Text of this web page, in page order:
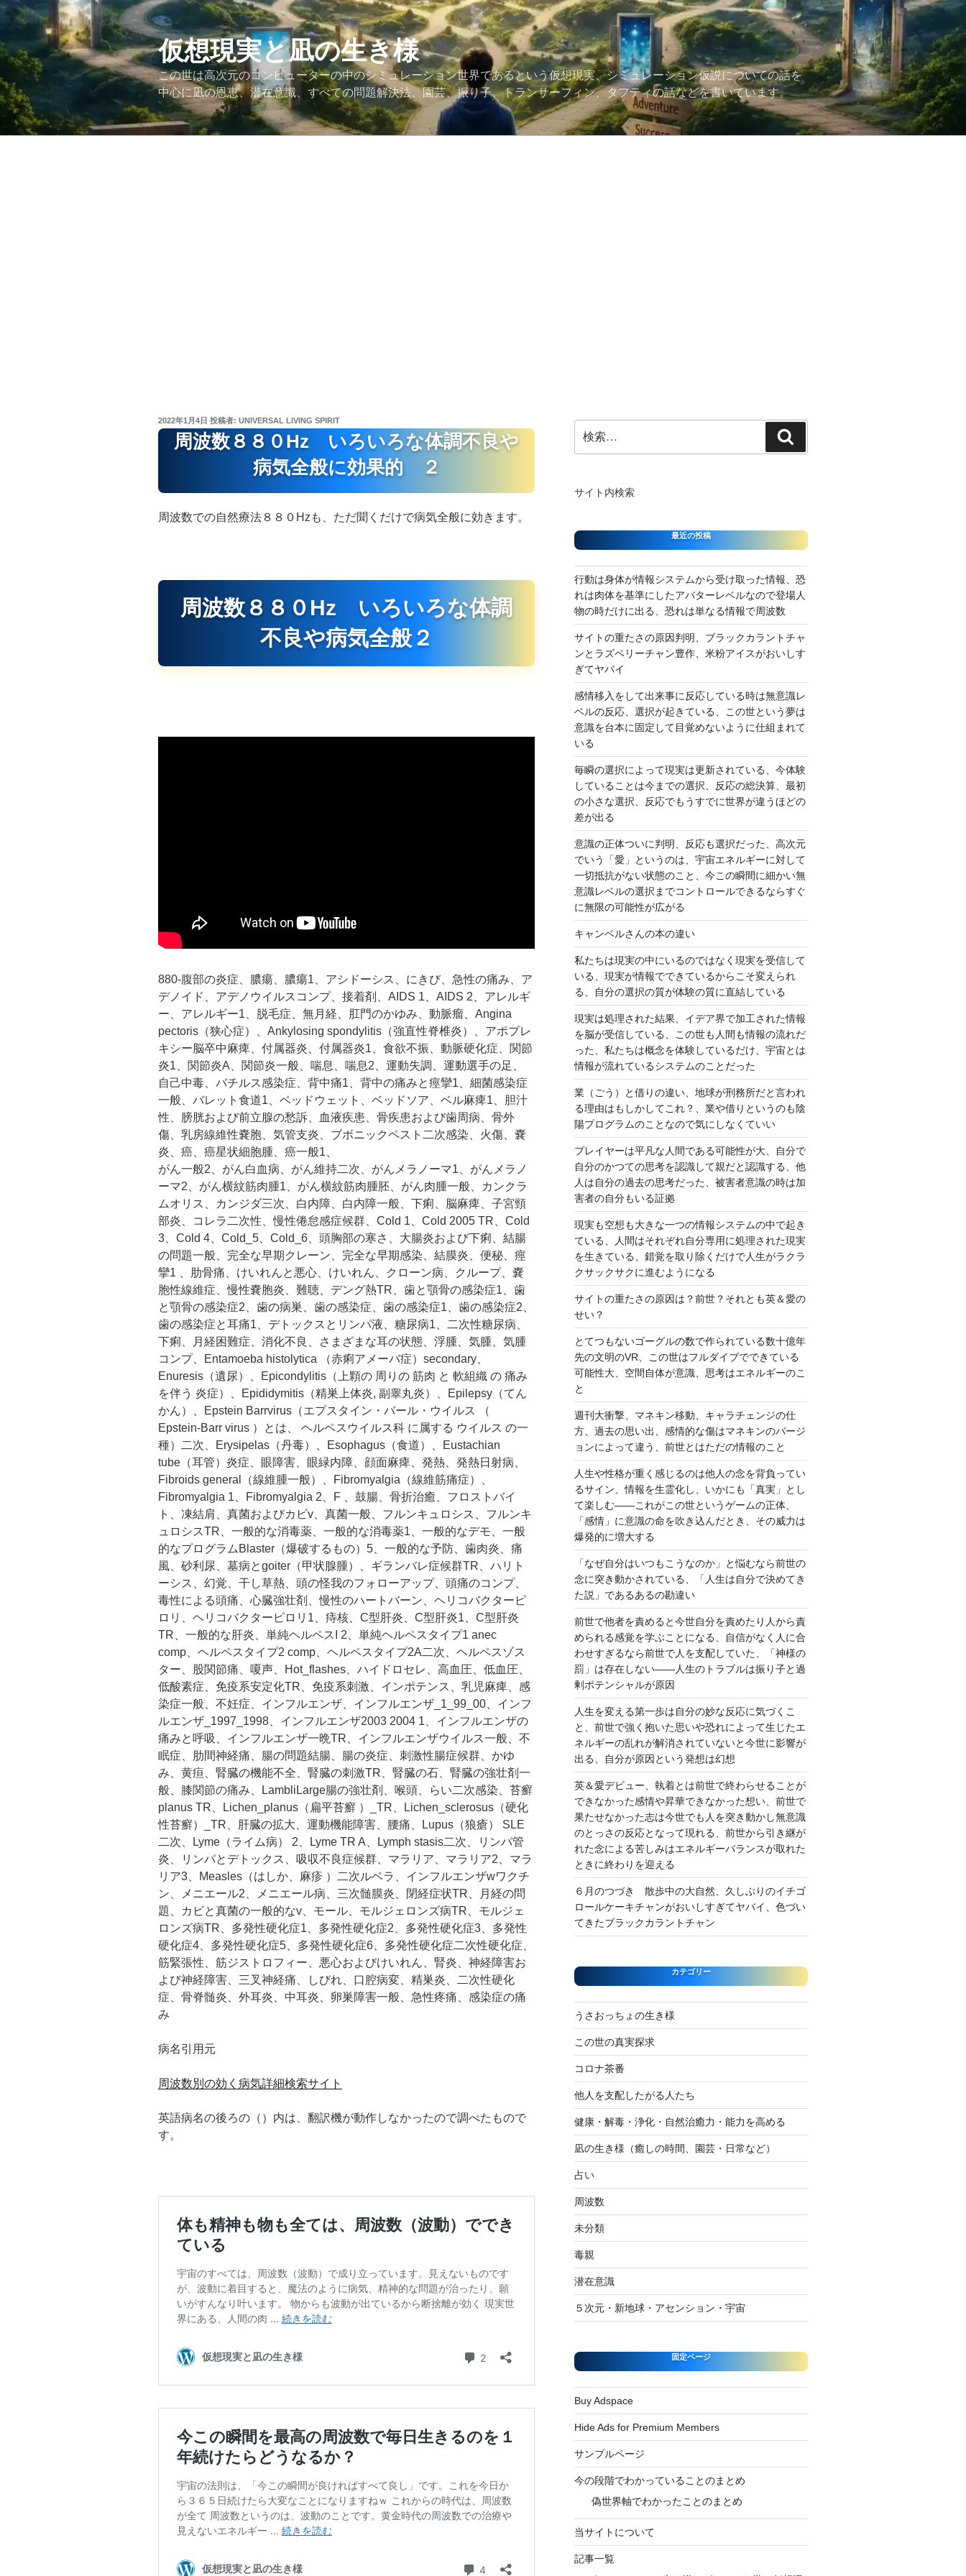
コ
テ
ン
ツ
へ
ス
仮想現実と凪の生き様
この世は高次元のコンピューターの中のシミュレーション世界であるという仮想現実、シミュレーション仮説についての話を
中心に凪の恩恵、潜在意識、すべての問題解決法、園芸、振り子、トランサーフィン、タフティの話などを書いています。
投
稿
2022年1月4日 投稿者: UNIVERSAL LIVING SPIRIT
周波数８８０Hz いろいろな体調不良や
病気全般に効果的 ２
周波数での自然療法８８０Hzも、ただ聞くだけで病気全般に効きます。
周波数８８０Hz いろいろな体調
不良や病気全般２
880-腹部の炎症、膿瘍、膿瘍1、アシドーシス、にきび、急性の痛み、ア
デノイド、アデノウイルスコンプ、接着剤、AIDS 1、AIDS 2、アレルギ
ー、アレルギー1、脱毛症、無月経、肛門のかゆみ、動脈瘤、Angina
pectoris（狭心症）、Ankylosing spondylitis（強直性脊椎炎）、アポプレ
キシー脳卒中麻痺、付属器炎、付属器炎1、食欲不振、動脈硬化症、関節
炎1、関節炎A、関節炎一般、喘息、喘息2、運動失調、運動選手の足、
自己中毒、バチルス感染症、背中痛1、背中の痛みと痙攣1、細菌感染症
一般、バレット食道1、ベッドウェット、ベッドソア、ベル麻痺1、胆汁
性、膀胱および前立腺の愁訴、血液疾患、骨疾患および歯周病、骨外
傷、乳房線維性嚢胞、気管支炎、ブボニックペスト二次感染、火傷、嚢
炎、癌、癌星状細胞腫、癌一般1、
がん一般2、がん白血病、がん維持二次、がんメラノーマ1、がんメラノ
ーマ2、がん横紋筋肉腫1、がん横紋筋肉腫胚、がん肉腫一般、カンクラ
ムオリス、カンジダ三次、白内障、白内障一般、下痢、脳麻痺、子宮頸
部炎、コレラ二次性、慢性倦怠感症候群、Cold 1、Cold 2005 TR、Cold
3、Cold 4、Cold_5、Cold_6、頭胸部の寒さ、大腸炎および下痢、結腸
の問題一般、完全な早期クレーン、完全な早期感染、結膜炎、便秘、痙
攣1 、肋骨痛、けいれんと悪心、けいれん、クローン病、クループ、嚢
胞性線維症、慢性嚢胞炎、難聴、デング熱TR、歯と顎骨の感染症1、歯
と顎骨の感染症2、歯の病巣、歯の感染症、歯の感染症1、歯の感染症2、
歯の感染症と耳痛1、デトックスとリンパ液、糖尿病1、二次性糖尿病、
下痢、月経困難症、消化不良、さまざまな耳の状態、浮腫、気腫、気腫
コンプ、Entamoeba histolytica （赤痢アメーバ症）secondary、
Enuresis（遺尿）、Epicondylitis（上顆の 周りの 筋肉 と 軟組織 の 痛み
を伴う 炎症）、Epididymitis（精巣上体炎, 副睾丸炎）、Epilepsy（てん
かん）、Epstein Barrvirus（エプスタイン・バール・ウイルス （
Epstein-Barr virus ）とは、 ヘルペスウイルス科 に属する ウイルス の一
種）二次、Erysipelas（丹毒）、Esophagus（食道）、Eustachian
tube（耳管）炎症、眼障害、眼緑内障、顔面麻痺、発熱、発熱日射病、
Fibroids general（線維腫一般）、Fibromyalgia（線維筋痛症）、
Fibromyalgia 1、Fibromyalgia 2、F 、鼓腸、骨折治癒、フロストバイ
ト、凍結肩、真菌およびカビv、真菌一般、フルンキュロシス、フルンキ
ュロシスTR、一般的な消毒薬、一般的な消毒薬1、一般的なデモ、一般
的なプログラムBlaster（爆破するもの）5、一般的な予防、歯肉炎、痛
風、砂利尿、墓病とgoiter（甲状腺腫）、ギランバレ症候群TR、ハリト
ーシス、幻覚、干し草熱、頭の怪我のフォローアップ、頭痛のコンプ、
毒性による頭痛、心臓強壮剤、慢性のハートバーン、ヘリコバクターピ
ロリ、ヘリコバクターピロリ1、痔核、C型肝炎、C型肝炎1、C型肝炎
TR、一般的な肝炎、単純ヘルペスI 2、単純ヘルペスタイプ1 anec
comp、ヘルペスタイプ2 comp、ヘルペスタイプ2A二次、ヘルペスゾス
ター、股関節痛、嗄声、Hot_flashes、ハイドロセレ、高血圧、低血圧、
低酸素症、免疫系安定化TR、免疫系刺激、インポテンス、乳児麻痺、感
染症一般、不妊症、インフルエンザ、インフルエンザ_1_99_00、インフ
ルエンザ_1997_1998、インフルエンザ2003 2004 1、インフルエンザの
痛みと呼吸、インフルエンザ一晩TR、インフルエンザウイルス一般、不
眠症、肋間神経痛、腸の問題結腸、腸の炎症、刺激性腸症候群、かゆ
み、黄疸、腎臓の機能不全、腎臓の刺激TR、腎臓の石、腎臓の強壮剤一
般、膝関節の痛み、LambliLarge腸の強壮剤、喉頭、らい二次感染、苔癬
planus TR、Lichen_planus（扁平苔癬 ）_TR、Lichen_sclerosus（硬化
性苔癬）_TR、肝臓の拡大、運動機能障害、腰痛、Lupus（狼瘡） SLE
二次、Lyme（ライム病） 2、Lyme TR A、Lymph stasis二次、リンパ管
炎、リンパとデトックス、吸収不良症候群、マラリア、マラリア2、マラ
リア3、Measles（はしか、麻疹 ）二次ルベラ、インフルエンザwワクチ
ン、メニエール2、メニエール病、三次髄膜炎、閉経症状TR、月経の問
題、カビと真菌の一般的なv、モール、モルジェロンズ病TR、モルジェ
ロンズ病TR、多発性硬化症1、多発性硬化症2、多発性硬化症3、多発性
硬化症4、多発性硬化症5、多​​発性硬化症6、多発性硬化症二次性硬化症、
筋緊張性、筋ジストロフィー、悪心およびけいれん、腎炎、神経障害お
よび神経障害、三叉神経痛、しびれ、口腔病変、精巣炎、二次性硬化
症、骨脊髄炎、外耳炎、中耳炎、卵巣障害一般、急性疼痛、感染症の痛
み
病名引用元
周波数別の効く病気詳細検索サイト
英語病名の後ろの（）内は、翻訳機が動作しなかったので調べたもので
す。
索:
索
サイト内検索
最近の投稿
行動は身体が情報システムから受け取った情報、恐
れは肉体を基準にしたアバターレベルなので登場人
物の時だけに出る、恐れは単なる情報で周波数
サイトの重たさの原因判明、ブラックカラントチャ
ンとラズベリーチャン豊作、米粉アイスがおいしす
ぎてヤバイ
感情移入をして出来事に反応している時は無意識レ
ベルの反応、選択が起きている、この世という夢は
意識を台本に固定して目覚めないように仕組まれて
いる
毎瞬の選択によって現実は更新されている、今体験
していることは今までの選択、反応の総決算、最初
の小さな選択、反応でもうすでに世界が違うほどの
差が出る
意識の正体ついに判明、反応も選択だった、高次元
でいう「愛」というのは、宇宙エネルギーに対して
一切抵抗がない状態のこと、今この瞬間に細かい無
意識レベルの選択までコントロールできるならすぐ
に無限の可能性が広がる
キャンベルさんの本の違い
私たちは現実の中にいるのではなく現実を受信して
いる、現実が情報でできているからこそ変えられ
る、自分の選択の質が体験の質に直結している
現実は処理された結果、イデア界で加工された情報
を脳が受信している、この世も人間も情報の流れだ
った、私たちは概念を体験しているだけ、宇宙とは
情報が流れているシステムのことだった
業（ごう）と借りの違い、地球が刑務所だと言われ
る理由はもしかしてこれ？、業や借りというのも陰
陽プログラムのことなので気にしなくていい
プレイヤーは平凡な人間である可能性が大、自分で
自分のかつての思考を認識して親だと認識する、他
人は自分の過去の思考だった、被害者意識の時は加
害者の自分もいる証拠
現実も空想も大きな一つの情報システムの中で起き
ている、人間はそれぞれ自分専用に処理された現実
を生きている、錯覚を取り除くだけで人生がラクラ
クサックサクに進むようになる
サイトの重たさの原因は？前世？それとも英＆愛の
せい？
とてつもないゴーグルの数で作られている数十億年
先の文明のVR、この世はフルダイブでできている
可能性大、空間自体が意識、思考はエネルギーのこ
と
週刊大衝撃、マネキン移動、キャラチェンジの仕
方、過去の思い出、感情的な傷はマネキンのバージ
ョンによって違う、前世とはただの情報のこと
人生や性格が重く感じるのは他人の念を背負ってい
るサイン、情報を生霊化し、いかにも「真実」とし
て楽しむ――これがこの世というゲームの正体、
「感情」に意識の命を吹き込んだとき、その威力は
爆発的に増大する
「なぜ自分はいつもこうなのか」と悩むなら前世の
念に突き動かされている、「人生は自分で決めてき
た説」であるあるの勘違い
前世で他者を責めると今世自分を責めたり人から責
められる感覚を学ぶことになる、自信がなく人に合
わせすぎるなら前世で人を支配していた、「神様の
罰」は存在しない――人生のトラブルは振り子と過
剰ポテンシャルが原因
人生を変える第一歩は自分の妙な反応に気づくこ
と、前世で強く抱いた思いや恐れによって生じたエ
ネルギーの乱れが解消されていないと今世に影響が
出る、自分が原因という発想は幻想
英＆愛デビュー、執着とは前世で終わらせることが
できなかった感情や昇華できなかった想い、前世で
果たせなかった志は今世でも人を突き動かし無意識
のとっさの反応となって現れる、前世から引き継が
れた念による苦しみはエネルギーバランスが取れた
ときに終わりを迎える
６月のつづき 散歩中の大自然、久しぶりのイチゴ
ロールケーキチャンがおいしすぎてヤバイ、色づい
てきたブラックカラントチャン
カテゴリー
うさおっちょの生き様
この世の真実探求
コロナ茶番
他人を支配したがる人たち
健康・解毒・浄化・自然治癒力・能力を高める
凪の生き様（癒しの時間、園芸・日常など）
占い
周波数
未分類
毒親
潜在意識
５次元・新地球・アセンション・宇宙
固定ページ
Buy Adspace
Hide Ads for Premium Members
サンプルページ
今の段階でわかっていることのまとめ
偽世界軸でわかったことのまとめ
当サイトについて
記事一覧